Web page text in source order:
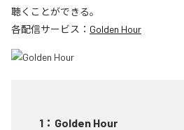
聴くことができる。
各配信サービス： Golden Hour
1 ： Golden Hour